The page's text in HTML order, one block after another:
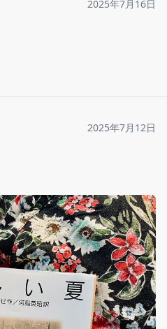
2025年7月16日
2025年7月12日